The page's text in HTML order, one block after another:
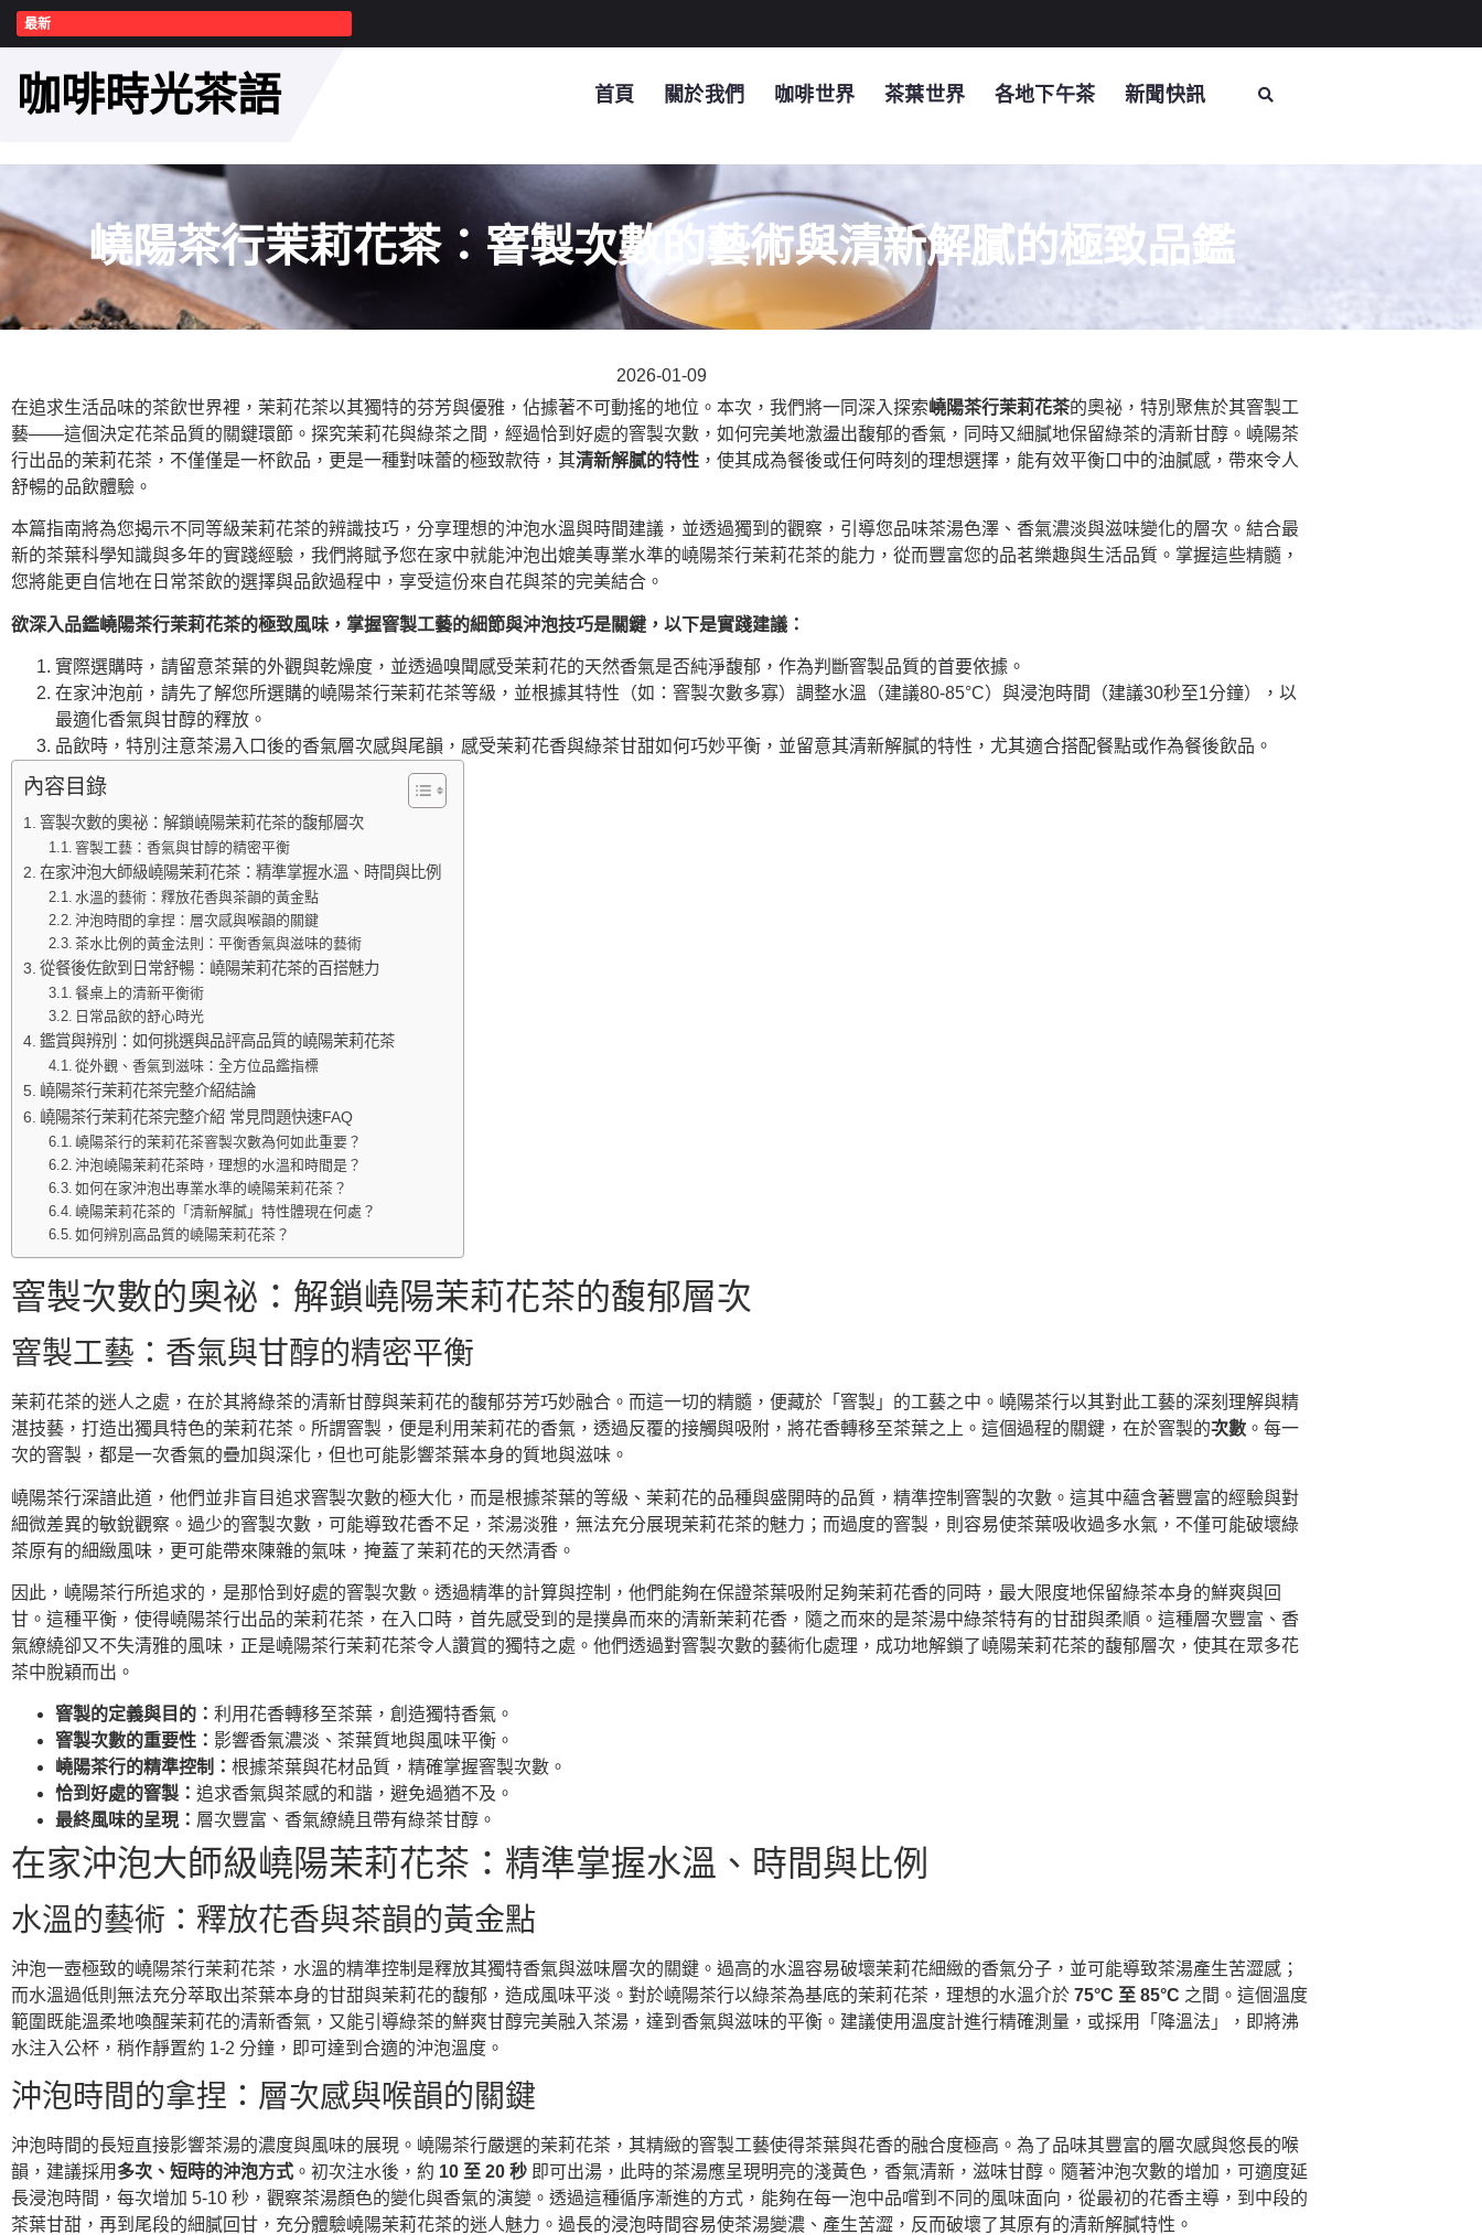
最新
咖啡時光茶語 首頁 關於我們 咖啡世界 茶葉世界 各地下午茶 新聞快訊
嶢陽茶行茉莉花茶：窨製次數的藝術與清新解膩的極致品鑑
2026-01-09
在追求生活品味的茶飲世界裡，茉莉花茶以其獨特的芬芳與優雅，佔據著不可動搖的地位。本次，我們將一同深入探索嶢陽茶行茉莉花茶的奧祕，特別聚焦於其窨製工
藝——這個決定花茶品質的關鍵環節。探究茉莉花與綠茶之間，經過恰到好處的窨製次數，如何完美地激盪出馥郁的香氣，同時又細膩地保留綠茶的清新甘醇。嶢陽茶
行出品的茉莉花茶，不僅僅是一杯飲品，更是一種對味蕾的極致款待，其清新解膩的特性 ，使其成為餐後或任何時刻的理想選擇，能有效平衡口中的油膩感，帶來令人
舒暢的品飲體驗。
本篇指南將為您揭示不同等級茉莉花茶的辨識技巧，分享理想的沖泡水溫與時間建議，並透過獨到的觀察，引導您品味茶湯色澤、香氣濃淡與滋味變化的層次。結合最
新的茶葉科學知識與多年的實踐經驗，我們將賦予您在家中就能沖泡出媲美專業水準的嶢陽茶行茉莉花茶的能力，從而豐富您的品茗樂趣與生活品質。掌握這些精髓，
您將能更自信地在日常茶飲的選擇與品飲過程中，享受這份來自花與茶的完美結合。
欲深入品鑑嶢陽茶行茉莉花茶的極致風味，掌握窨製工藝的細節與沖泡技巧是關鍵，以下是實踐建議：
實際選購時，請留意茶葉的外觀與乾燥度，並透過嗅聞感受茉莉花的天然香氣是否純淨馥郁，作為判斷窨製品質的首要依據。
在家沖泡前，請先了解您所選購的嶢陽茶行茉莉花茶等級，並根據其特性（如：窨製次數多寡）調整水溫（建議80-85°C）與浸泡時間（建議30秒至1分鐘），以
最適化香氣與甘醇的釋放。
品飲時，特別注意茶湯入口後的香氣層次感與尾韻，感受茉莉花香與綠茶甘甜如何巧妙平衡，並留意其清新解膩的特性，尤其適合搭配餐點或作為餐後飲品。
內容目錄
窨製次數的奧祕：解鎖嶢陽茉莉花茶的馥郁層次
窨製工藝：香氣與甘醇的精密平衡
在家沖泡大師級嶢陽茉莉花茶：精準掌握水溫、時間與比例
水溫的藝術：釋放花香與茶韻的黃金點
沖泡時間的拿捏：層次感與喉韻的關鍵
茶水比例的黃金法則：平衡香氣與滋味的藝術
從餐後佐飲到日常舒暢：嶢陽茉莉花茶的百搭魅力
餐桌上的清新平衡術
日常品飲的舒心時光
鑑賞與辨別：如何挑選與品評高品質的嶢陽茉莉花茶
從外觀、香氣到滋味：全方位品鑑指標
嶢陽茶行茉莉花茶完整介紹結論
嶢陽茶行茉莉花茶完整介紹 常見問題快速FAQ
嶢陽茶行的茉莉花茶窨製次數為何如此重要？
沖泡嶢陽茉莉花茶時，理想的水溫和時間是？
如何在家沖泡出專業水準的嶢陽茉莉花茶？
嶢陽茉莉花茶的「清新解膩」特性體現在何處？
如何辨別高品質的嶢陽茉莉花茶？
窨製次數的奧祕：解鎖嶢陽茉莉花茶的馥郁層次
窨製工藝：香氣與甘醇的精密平衡
茉莉花茶的迷人之處，在於其將綠茶的清新甘醇與茉莉花的馥郁芬芳巧妙融合。而這一切的精髓，便藏於「窨製」的工藝之中。嶢陽茶行以其對此工藝的深刻理解與精
湛技藝，打造出獨具特色的茉莉花茶。所謂窨製，便是利用茉莉花的香氣，透過反覆的接觸與吸附，將花香轉移至茶葉之上。這個過程的關鍵，在於窨製的次數 。每一
次的窨製，都是一次香氣的疊加與深化，但也可能影響茶葉本身的質地與滋味。
嶢陽茶行深諳此道，他們並非盲目追求窨製次數的極大化，而是根據茶葉的等級、茉莉花的品種與盛開時的品質，精準控制窨製的次數。這其中蘊含著豐富的經驗與對
細微差異的敏銳觀察。過少的窨製次數，可能導致花香不足，茶湯淡雅，無法充分展現茉莉花茶的魅力；而過度的窨製，則容易使茶葉吸收過多水氣，不僅可能破壞綠
茶原有的細緻風味，更可能帶來陳雜的氣味，掩蓋了茉莉花的天然清香。
因此，嶢陽茶行所追求的，是那恰到好處的窨製次數。透過精準的計算與控制，他們能夠在保證茶葉吸附足夠茉莉花香的同時，最大限度地保留綠茶本身的鮮爽與回
甘。這種平衡，使得嶢陽茶行出品的茉莉花茶，在入口時，首先感受到的是撲鼻而來的清新茉莉花香，隨之而來的是茶湯中綠茶特有的甘甜與柔順。這種層次豐富、香
氣繚繞卻又不失清雅的風味，正是嶢陽茶行茉莉花茶令人讚賞的獨特之處。他們透過對窨製次數的藝術化處理，成功地解鎖了嶢陽茉莉花茶的馥郁層次，使其在眾多花
茶中脫穎而出。
窨製的定義與目的： 利用花香轉移至茶葉，創造獨特香氣。
窨製次數的重要性： 影響香氣濃淡、茶葉質地與風味平衡。
嶢陽茶行的精準控制： 根據茶葉與花材品質，精確掌握窨製次數。
恰到好處的窨製： 追求香氣與茶感的和諧，避免過猶不及。
最終風味的呈現： 層次豐富、香氣繚繞且帶有綠茶甘醇。
在家沖泡大師級嶢陽茉莉花茶：精準掌握水溫、時間與比例
水溫的藝術：釋放花香與茶韻的黃金點
沖泡一壺極致的嶢陽茶行茉莉花茶，水溫的精準控制是釋放其獨特香氣與滋味層次的關鍵。過高的水溫容易破壞茉莉花細緻的香氣分子，並可能導致茶湯產生苦澀感；
而水溫過低則無法充分萃取出茶葉本身的甘甜與茉莉花的馥郁，造成風味平淡。對於嶢陽茶行以綠茶為基底的茉莉花茶，理想的水溫介於 75°C 至 85°C 之間。這個溫度
範圍既能溫柔地喚醒茉莉花的清新香氣，又能引導綠茶的鮮爽甘醇完美融入茶湯，達到香氣與滋味的平衡。建議使用溫度計進行精確測量，或採用「降溫法」，即將沸
水注入公杯，稍作靜置約 1-2 分鐘，即可達到合適的沖泡溫度。
沖泡時間的拿捏：層次感與喉韻的關鍵
沖泡時間的長短直接影響茶湯的濃度與風味的展現。嶢陽茶行嚴選的茉莉花茶，其精緻的窨製工藝使得茶葉與花香的融合度極高。為了品味其豐富的層次感與悠長的喉
韻，建議採用 多次、短時的沖泡方式 。初次注水後，約 10 至 20 秒 即可出湯，此時的茶湯應呈現明亮的淺黃色，香氣清新，滋味甘醇。隨著沖泡次數的增加，可適度延
長浸泡時間，每次增加 5-10 秒，觀察茶湯顏色的變化與香氣的演變。透過這種循序漸進的方式，能夠在每一泡中品嚐到不同的風味面向，從最初的花香主導，到中段的
茶葉甘甜，再到尾段的細膩回甘，充分體驗嶢陽茉莉花茶的迷人魅力。過長的浸泡時間容易使茶湯變濃、產生苦澀，反而破壞了其原有的清新解膩特性。